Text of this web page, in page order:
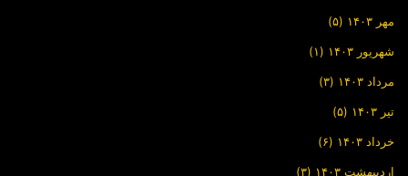
مهر ۱۴۰۳ (۵)
شهریور ۱۴۰۳ (۱)
مرداد ۱۴۰۳ (۳)
تیر ۱۴۰۳ (۵)
خرداد ۱۴۰۳ (۶)
اردیبهشت ۱۴۰۳ (۳)